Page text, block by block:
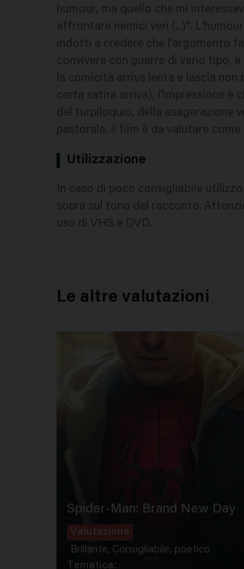
humour, ma quello che mi
affrontare nemici veri (...)".
indotti a credere che l'argomento
convivere con guerre di vario tipo,
la comicità arriva lenta e lascia non
certa satira arriva), l'impressione è
del turpiloquio, della esagerazione
pastorale, il film è da valutare
Utilizzazione
In caso di poco consigliabile
sopra sul tono del racconto.
uso di VHS e DVD.
Le altre valutazioni
Spider-Man: Brand New Day
Valutazione
Brillante, Consigliabile, poetico
Tematica: